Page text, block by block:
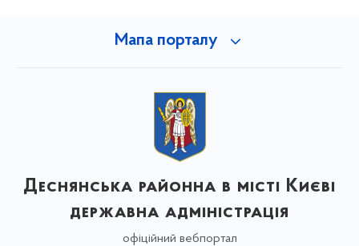
Мапа порталу
Деснянська районна в місті Києві
державна адміністрація
офіційний вебпортал